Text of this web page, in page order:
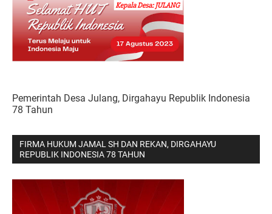
Pemerintah Desa Julang, Dirgahayu Republik Indonesia
78 Tahun
FIRMA HUKUM JAMAL SH DAN REKAN, DIRGAHAYU
REPUBLIK INDONESIA 78 TAHUN